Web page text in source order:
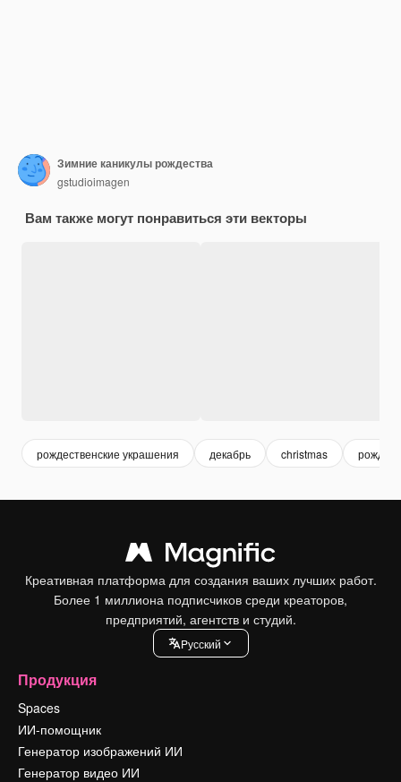
Зимние каникулы рождества
gstudioimagen
Вам также могут понравиться эти векторы
рождественские украшения декабрь christmas
Креативная платформа для создания ваших лучших работ.
Более 1 миллиона подписчиков среди креаторов,
предприятий, агентств и студий.
Pусский
Продукция
Spaces
ИИ-помощник
Генератор изображений ИИ
Генератор видео ИИ